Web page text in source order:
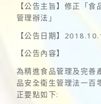
【公告主旨】修正「
管理辦法」
【公告日期】
【公告內容】
為精進食品管理及完善
品安全衛生管理法一百
正要點如下: